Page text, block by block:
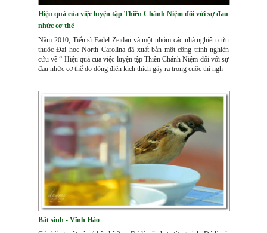
Hiệu quả của việc luyện tập Thiền Chánh Niệm đối với sự đau
nhức cơ thể
Năm 2010, Tiến sĩ Fadel Zeidan và một nhóm các nhà nghiên cứu
thuộc Đại học North Carolina đã xuất bản một công trình nghiên
cứu về “ Hiệu quả của việc luyện tập Thiền Chánh Niệm đối với sự
đau nhức cơ thể do dòng điện kích thích gây ra trong cuộc thí ngh
Bất sinh - Vĩnh Hảo